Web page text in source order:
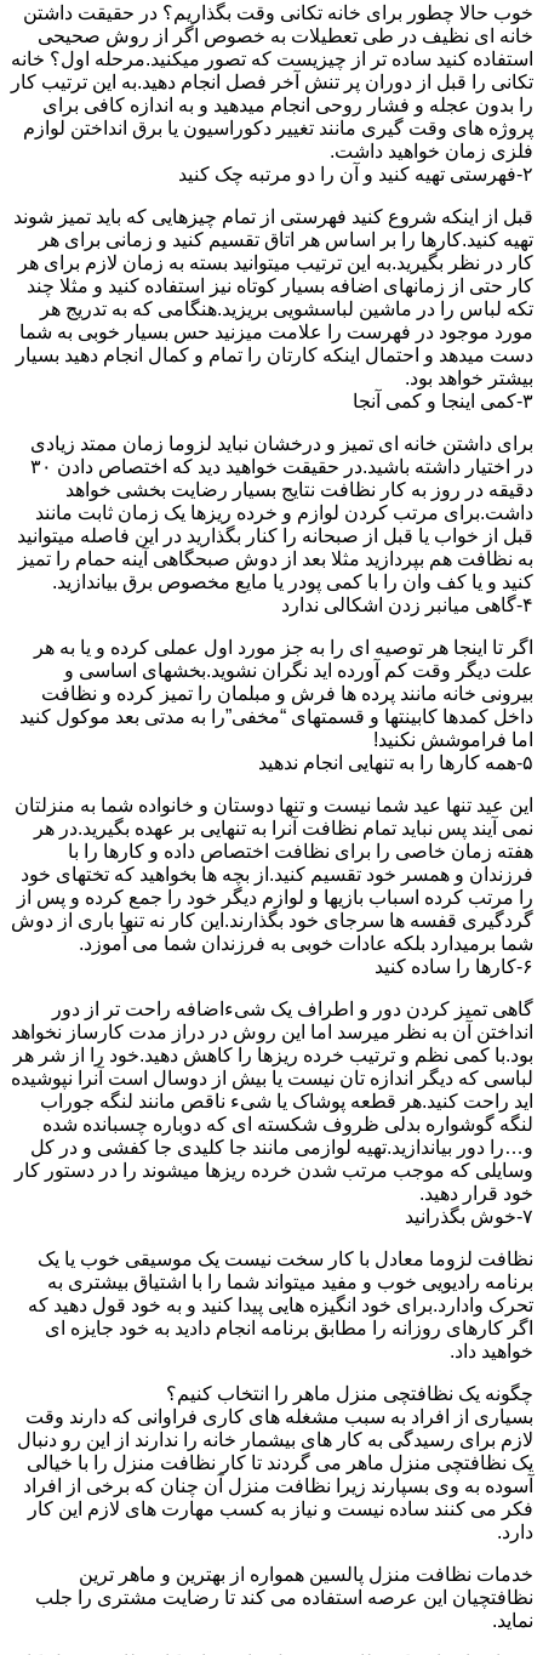
خوب حالا چطور برای خانه تکانی وقت بگذاریم؟ در حقیقت داشتن
خانه ای نظیف در طی تعطیلات به خصوص اگر از روش صحیحی
استفاده کنید ساده تر از چیزیست که تصور میکنید.مرحله اول؟ خانه
تکانی را قبل از دوران پر تنش آخر فصل انجام دهید.به این ترتیب کار
را بدون عجله و فشار روحی انجام میدهید و به اندازه کافی برای
پروژه های وقت گیری مانند تغییر دکوراسیون یا برق انداختن لوازم
فلزی زمان خواهید داشت.
۲-فهرستی تهیه کنید و آن را دو مرتبه چک کنید
قبل از اینکه شروع کنید فهرستی از تمام چیزهایی که باید تمیز شوند
تهیه کنید.کارها را بر اساس هر اتاق تقسیم کنید و زمانی برای هر
کار در نظر بگیرید.به این ترتیب میتوانید بسته به زمان لازم برای هر
کار حتی از زمانهای اضافه بسیار کوتاه نیز استفاده کنید و مثلا چند
تکه لباس را در ماشین لباسشویی بریزید.هنگامی که به تدریج هر
مورد موجود در فهرست را علامت میزنید حس بسیار خوبی به شما
دست میدهد و احتمال اینکه کارتان را تمام و کمال انجام دهید بسیار
بیشتر خواهد بود.
۳-کمی اینجا و کمی آنجا
برای داشتن خانه ای تمیز و درخشان نباید لزوما زمان ممتد زیادی
در اختیار داشته باشید.در حقیقت خواهید دید که اختصاص دادن ۳۰
دقیقه در روز به کار نظافت نتایج بسیار رضایت بخشی خواهد
داشت.برای مرتب کردن لوازم و خرده ریزها یک زمان ثابت مانند
قبل از خواب یا قبل از صبحانه را کنار بگذارید در این فاصله میتوانید
به نظافت هم بپردازید مثلا بعد از دوش صبحگاهی آینه حمام را تمیز
کنید و یا کف وان را با کمی پودر یا مایع مخصوص برق بیاندازید.
۴-گاهی میانبر زدن اشکالی ندارد
اگر تا اینجا هر توصیه ای را به جز مورد اول عملی کرده و یا به هر
علت دیگر وقت کم آورده اید نگران نشوید.بخشهای اساسی و
بیرونی خانه مانند پرده ها فرش و مبلمان را تمیز کرده و نظافت
داخل کمدها کابینتها و قسمتهای “مخفی”را به مدتی بعد موکول کنید
اما فراموشش نکنید!
۵-همه کارها را به تنهایی انجام ندهید
این عید تنها عید شما نیست و تنها دوستان و خانواده شما به منزلتان
نمی آیند پس نباید تمام نظافت آنرا به تنهایی بر عهده بگیرید.در هر
هفته زمان خاصی را برای نظافت اختصاص داده و کارها را با
فرزندان و همسر خود تقسیم کنید.از بچه ها بخواهید که تختهای خود
را مرتب کرده اسباب بازیها و لوازم دیگر خود را جمع کرده و پس از
گردگیری قفسه ها سرجای خود بگذارند.این کار نه تنها باری از دوش
شما برمیدارد بلکه عادات خوبی به فرزندان شما می آموزد.
۶-کارها را ساده کنید
گاهی تمیز کردن دور و اطراف یک شیءاضافه راحت تر از دور
انداختن آن به نظر میرسد اما این روش در دراز مدت کارساز نخواهد
بود.با کمی نظم و ترتیب خرده ریزها را کاهش دهید.خود را از شر هر
لباسی که دیگر اندازه تان نیست یا بیش از دوسال است آنرا نپوشیده
اید راحت کنید.هر قطعه پوشاک یا شیء ناقص مانند لنگه جوراب
لنگه گوشواره بدلی ظروف شکسته ای که دوباره چسبانده شده
و…را دور بیاندازید.تهیه لوازمی مانند جا کلیدی جا کفشی و در کل
وسایلی که موجب مرتب شدن خرده ریزها میشوند را در دستور کار
خود قرار دهید.
۷-خوش بگذرانید
نظافت لزوما معادل با کار سخت نیست یک موسیقی خوب یا یک
برنامه رادیویی خوب و مفید میتواند شما را با اشتیاق بیشتری به
تحرک وادارد.برای خود انگیزه هایی پیدا کنید و به خود قول دهید که
اگر کارهای روزانه را مطابق برنامه انجام دادید به خود جایزه ای
خواهید داد.
چگونه یک نظافتچی منزل ماهر را انتخاب کنیم؟
بسیاری از افراد به سبب مشغله های کاری فراوانی که دارند وقت
لازم برای رسیدگی به کار های بیشمار خانه را ندارند از این رو دنبال
یک نظافتچی منزل ماهر می گردند تا کار نظافت منزل را با خیالی
آسوده به وی بسپارند زیرا نظافت منزل آن چنان که برخی از افراد
فکر می کنند ساده نیست و نیاز به کسب مهارت های لازم این کار
دارد.
خدمات نظافت منزل پالسین همواره از بهترین و ماهر ترین
نظافتچیان این عرصه استفاده می کند تا رضایت مشتری را جلب
نماید.